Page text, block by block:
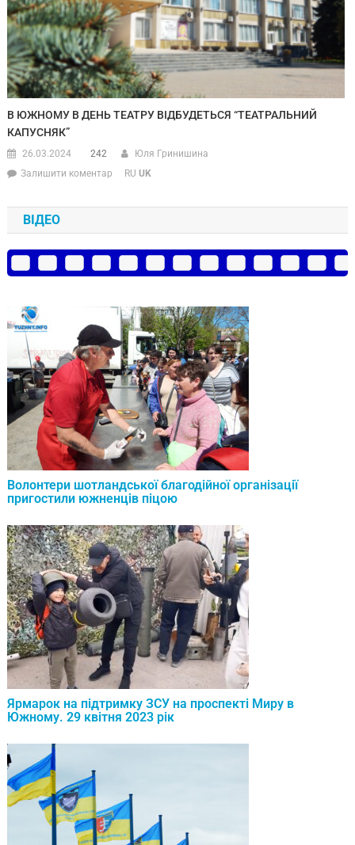
В ЮЖНОМУ В ДЕНЬ ТЕАТРУ ВІДБУДЕТЬСЯ “ТЕАТРАЛЬНИЙ
КАПУСНЯК”
26.03.2024 242
Юля Гринишина
Залишити коментар
RU UK
ВІДЕО
Волонтери шотландської благодійної організації
пригостили южненців піцою
Ярмарок на підтримку ЗСУ на проспекті Миру в
Южному. 29 квітня 2023 рік